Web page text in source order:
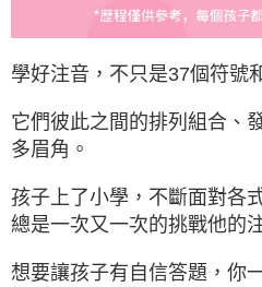
學好注音，不只是37個符號
它們彼此之間的排列組合、
多眉角。
孩子上了小學，不斷面對各
總是一次又一次的挑戰他的
想要讓孩子有自信答題，你